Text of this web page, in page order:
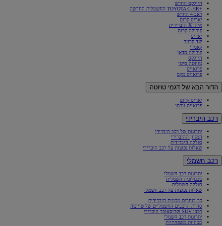
היילקס החדש
+TOYOTA C-HR החשמלית החדשה
ראב 4 החדש
יאריס קרוס
אייגו X היברידית
קורולה קרוס
יאריס
לנד קרוזר
קאמרי
קורולה סדאן
היילקס
טויוטה סיטי
פרואייס
פרואייס מקס
הדור הבא של דגמי טויוטה
יאריס קרוס
פרואייס וורסו
רכב היברידי
יתרונות של רכב היברידי
המגוון ההיברידי
סוללה היברידית
שאלות נפוצות על רכב היברידי
רכב חשמלי
יתרונות רכב חשמלי
טכנולוגיה חשמלית
סוללה חשמלית
שאלות נפוצות על רכב חשמלי
כך בוחרים מכונית היברידית
סדרת הרכבים החשמליים של טויוטה
רכבי SUV וקרוסאובר היברידי
יתרונות רכב חשמלי
מכוניות משפחתיות